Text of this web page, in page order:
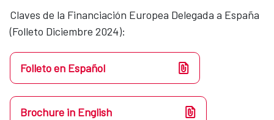
Claves de la Financiación Europea Delegada a España
(Folleto Diciembre 2024):
Folleto en Español
Brochure in English